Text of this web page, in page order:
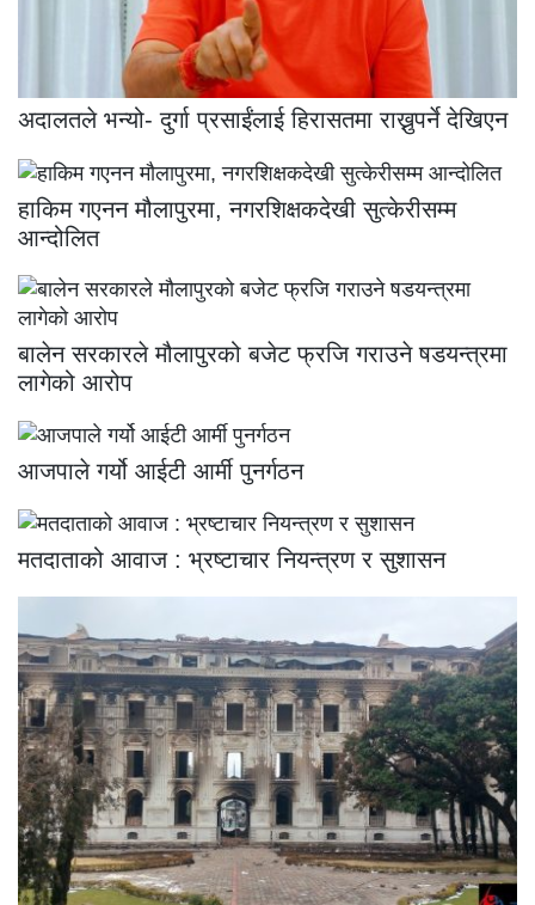
अदालतले भन्यो- दुर्गा प्रसाईंलाई हिरासतमा राख्नुपर्ने देखिएन
हाकिम गएनन मौलापुरमा, नगरशिक्षकदेखी सुत्केरीसम्म
आन्दोलित
बालेन सरकारले मौलापुरको बजेट फ्रजि गराउने षडयन्त्रमा
लागेको आरोप
आजपाले गर्यो आईटी आर्मी पुनर्गठन
मतदाताको आवाज : भ्रष्टाचार नियन्त्रण र सुशासन